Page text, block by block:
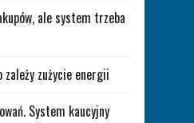
ale system trzeba
zużycie energii
System kaucyjny